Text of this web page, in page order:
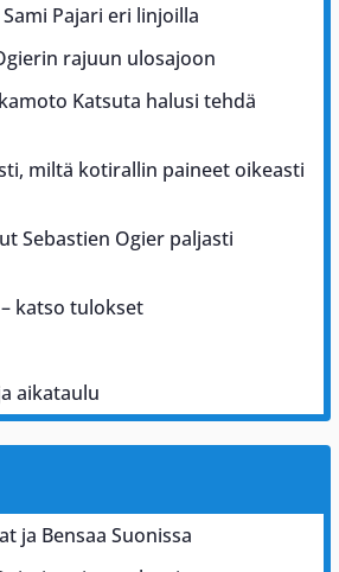
Pajari eri linjoilla
rajuun ulosajoon
Katsuta halusi tehdä
miltä kotirallin paineet oikeasti
Sebastien Ogier paljasti
katso tulokset
aikataulu
ja Bensaa Suonissa